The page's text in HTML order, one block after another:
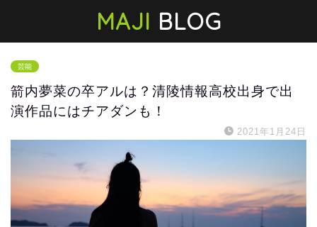
MAJI BLOG
芸能
箭内夢菜の卒アルは？清陵情報高校出身で出
演作品にはチアダンも！
2021年1月24日